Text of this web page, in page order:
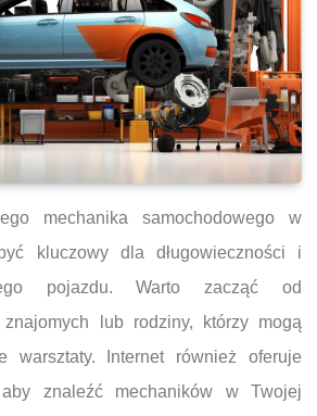
mechanika samochodowego w
kluczowy dla długowieczności i
pojazdu. Warto zacząć od
lub rodziny, którzy mogą
warsztaty. Internet również oferuje
znaleźć mechaników w Twojej